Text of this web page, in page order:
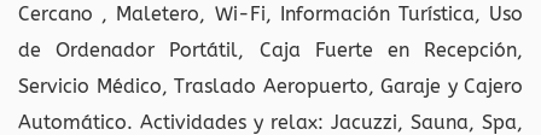
Cercano , Maletero, Wi-Fi, Información Turística, Uso
de Ordenador Portátil, Caja Fuerte en Recepción,
Servicio Médico, Traslado Aeropuerto, Garaje y Cajero
Automático. Actividades y relax: Jacuzzi, Sauna, Spa,